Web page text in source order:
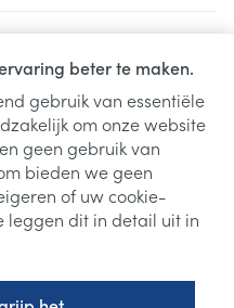
beter te maken.
gebruik van essentiële
om onze website
geen gebruik van
bieden we geen
of uw cookie-
leggen dit in detail uit in